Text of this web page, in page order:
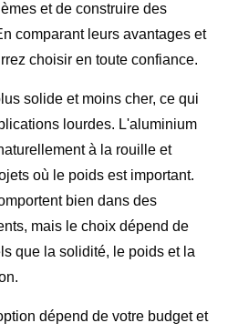
et de construire des
comparant leurs avantages et
choisir en toute confiance.
solide et moins cher, ce qui
lourdes. L'aluminium
à la rouille et
où le poids est important.
bien dans des
mais le choix dépend de
que la solidité, le poids et la
dépend de votre budget et